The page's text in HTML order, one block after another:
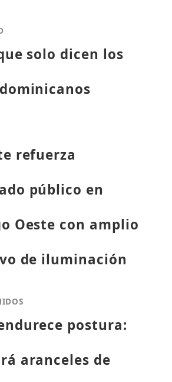
solo dicen los
refuerza
público en
Oeste con amplio
de iluminación
postura:
aranceles de